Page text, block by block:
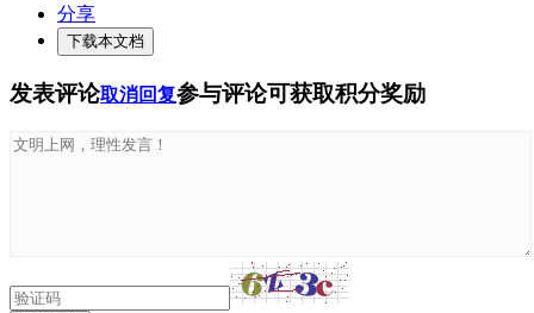
分享
下载本文档
发表评论取消回复参与评论可获取积分奖励